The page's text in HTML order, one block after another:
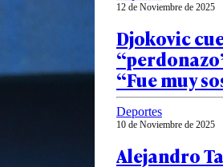
12 de Noviembre de 2025
Djokovic
“Fue muy
Deportes
10 de Noviembre de 2025
Alejandro